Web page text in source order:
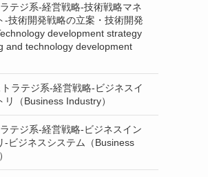
テジ系-経営戦略-技術戦略マネ
-技術開発戦略の立案・技術開発
development strategy
and technology development
ラテジ系-経営戦略-ビジネスイ
リ（Business Industry）
テジ系-経営戦略-ビジネスイン
-ビジネスシステム（Business